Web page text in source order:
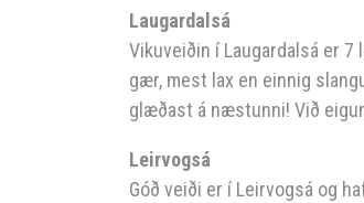
Laugardalsá
Vikuveiðin í Laugardalsá er
gær, mest lax en einnig
glæðast á næstunni! Við
Leirvogsá
Góð veiði er í Leirvogsá og